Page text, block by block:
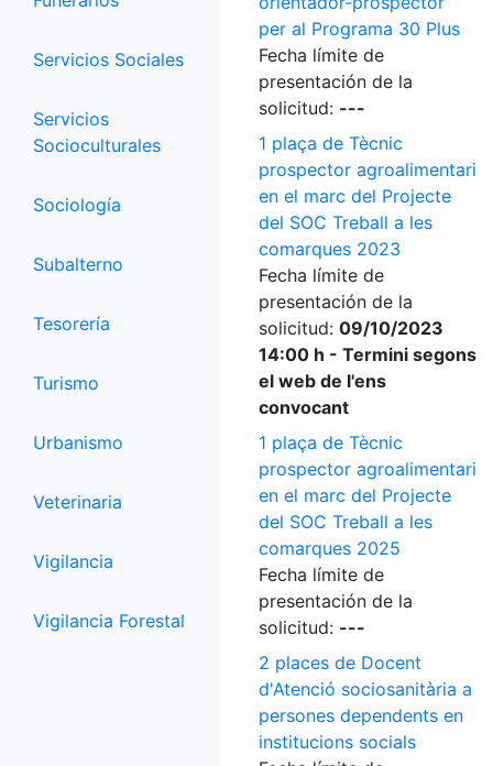
Servicios Sociales
Servicios
Socioculturales
Sociología
Subalterno
Tesorería
Turismo
Urbanismo
Veterinaria
Vigilancia
Vigilancia Forestal
per al Programa 30 Plus
Fecha límite de
presentación de la
solicitud: ---
1 plaça de Tècnic
prospector agroalimentari
en el marc del Projecte
del SOC Treball a les
comarques 2023
Fecha límite de
presentación de la
solicitud: 09/10/2023
14:00 h - Termini segons
el web de l'ens
convocant
1 plaça de Tècnic
prospector agroalimentari
en el marc del Projecte
del SOC Treball a les
comarques 2025
Fecha límite de
presentación de la
solicitud: ---
2 places de Docent
d'Atenció sociosanitària a
persones dependents en
institucions socials